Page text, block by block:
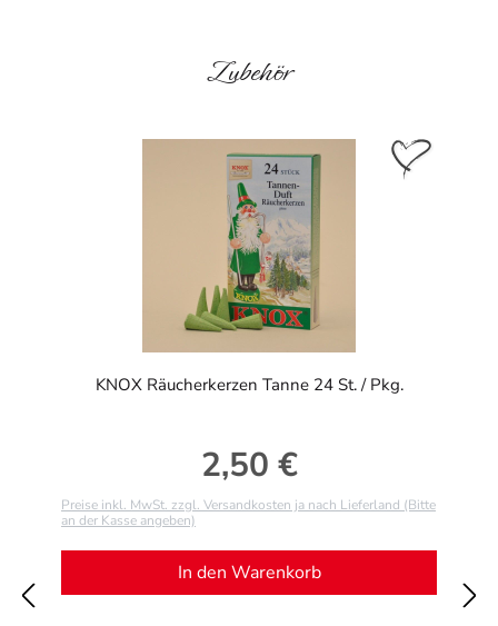
Produktgalerie überspringen
Zubehör
KNOX Räucherkerzen Tanne 24 St. / Pkg.
Regulärer Preis:
2,50 €
Preise inkl. MwSt. zzgl. Versandkosten ja nach Lieferland (Bitte
an der Kasse angeben)
In den Warenkorb